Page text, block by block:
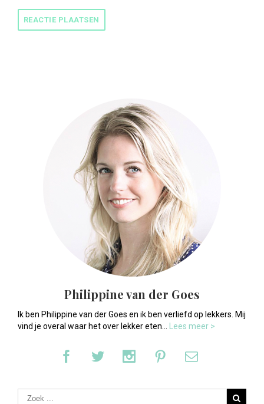
Philippine van der Goes
Ik ben Philippine van der Goes en ik ben verliefd op lekkers. Mij
vind je overal waar het over lekker eten... Lees meer >